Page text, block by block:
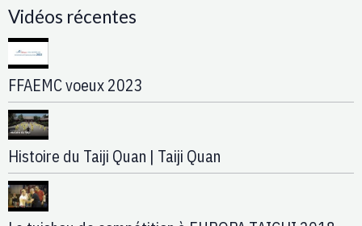
Vidéos récentes
FFAEMC voeux 2023
Histoire du Taiji Quan | Taiji Quan